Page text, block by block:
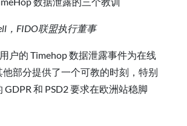
，FIDO联盟执行董事
户的 Timehop 数据泄露事件为在线
他部分提供了一个可教的时刻，特别
GDPR 和 PSD2 要求在欧洲站稳脚